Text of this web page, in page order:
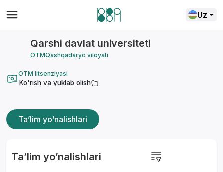
Uz
Qarshi davlat universiteti
OTMQashqadaryo viloyati
OTM litsenziyasi
Ko'rish va yuklab olish
Ta’lim yo’nalishlari
Ta’lim yo’nalishlari